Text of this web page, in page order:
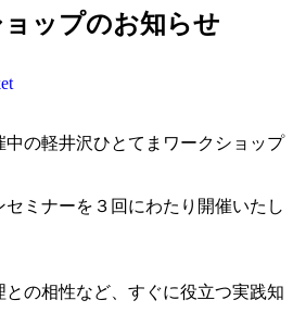
ップのお知らせ
の軽井沢ひとてまワークショップ
ミナーを３回にわたり開催いたし
との相性など、すぐに役立つ実践知